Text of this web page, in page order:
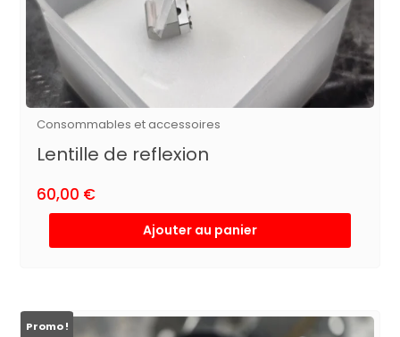
Consommables et accessoires
Lentille de reflexion
60,00 €
Ajouter au panier
Promo !